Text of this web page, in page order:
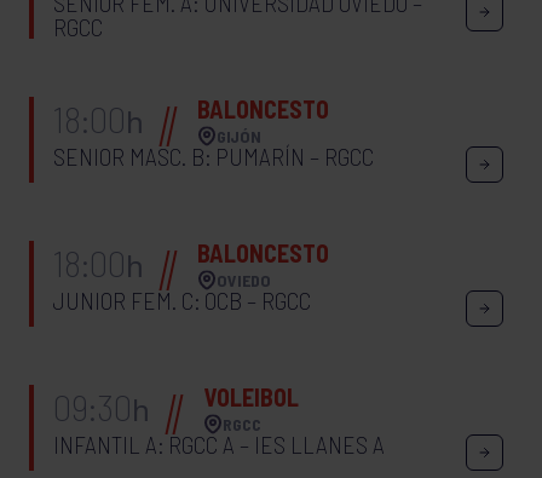
RGCC
18:00h BALONCESTO
GIJÓN
SENIOR MASC. B: PUMARÍN – RGCC
18:00h BALONCESTO
OVIEDO
JUNIOR FEM. C: OCB – RGCC
09:30h VOLEIBOL
RGCC
INFANTIL A: RGCC A – IES LLANES A